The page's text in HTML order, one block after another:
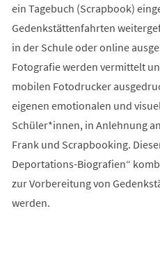
ein Tagebuch (Scrapbook)
Gedenkstättenfahrten
in der Schule oder online
Fotografie werden vermittelt
mobilen Fotodrucker
eigenen emotionalen und
Schüler*innen, in Anlehnung
Frank und Scrapbooking.
Deportations-Biografien“
zur Vorbereitung von
werden.